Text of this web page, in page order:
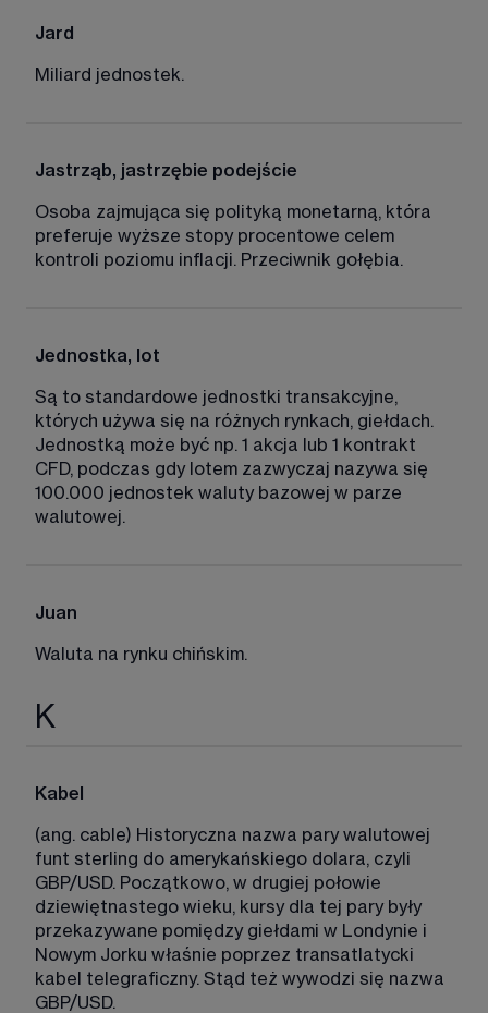
Jard
Miliard jednostek.
Jastrząb, jastrzębie podejście
Osoba zajmująca się polityką monetarną, która
preferuje wyższe stopy procentowe celem
kontroli poziomu inflacji. Przeciwnik gołębia.
Jednostka, lot
Są to standardowe jednostki transakcyjne,
których używa się na różnych rynkach, giełdach.
Jednostką może być np. 1 akcja lub 1 kontrakt
CFD, podczas gdy lotem zazwyczaj nazywa się
100.000 jednostek waluty bazowej w parze
walutowej.
Juan
Waluta na rynku chińskim.
K
Kabel
(ang. cable) Historyczna nazwa pary walutowej
funt sterling do amerykańskiego dolara, czyli
GBP/USD. Początkowo, w drugiej połowie
dziewiętnastego wieku, kursy dla tej pary były
przekazywane pomiędzy giełdami w Londynie i
Nowym Jorku właśnie poprzez transatlatycki
kabel telegraficzny. Stąd też wywodzi się nazwa
GBP/USD.